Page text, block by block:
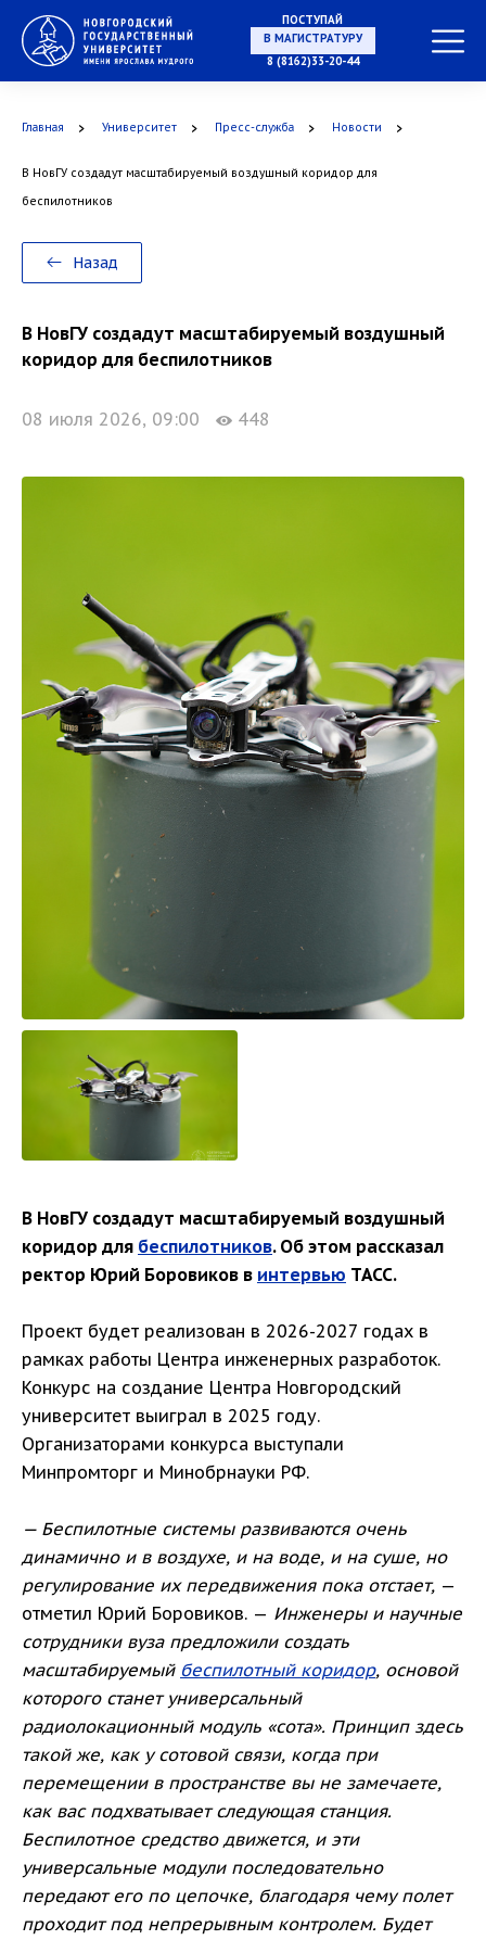
ПОСТУПАЙ
НА СПЕЦИАЛИТЕТ
В МАГИСТРАТУРУ
8 (8162)33-20-44
Главная Университет Пресс-служба Новости
В НовГУ создадут масштабируемый воздушный коридор для
беспилотников
Назад
В НовГУ создадут масштабируемый воздушный
коридор для беспилотников
08 июля 2026, 09:00 448
В НовГУ создадут масштабируемый воздушный
коридор для беспилотников. Об этом рассказал
ректор Юрий Боровиков в интервью ТАСС.
Проект будет реализован в 2026-2027 годах в
рамках работы Центра инженерных разработок.
Конкурс на создание Центра Новгородский
университет выиграл в 2025 году.
Организаторами конкурса выступали
Минпромторг и Минобрнауки РФ.
— Беспилотные системы развиваются очень
динамично и в воздухе, и на воде, и на суше, но
регулирование их передвижения пока отстает, —
отметил Юрий Боровиков. — Инженеры и научные
сотрудники вуза предложили создать
масштабируемый беспилотный коридор, основой
которого станет универсальный
радиолокационный модуль «сота». Принцип здесь
такой же, как у сотовой связи, когда при
перемещении в пространстве вы не замечаете,
как вас подхватывает следующая станция.
Беспилотное средство движется, и эти
универсальные модули последовательно
передают его по цепочке, благодаря чему полет
проходит под непрерывным контролем. Будет